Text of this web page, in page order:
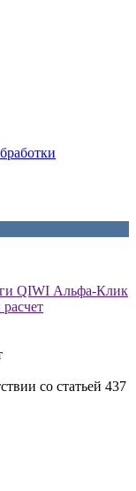
QIWI Альфа-Клик
со статьей 437